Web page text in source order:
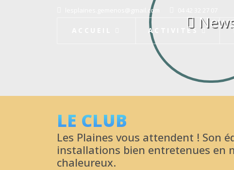
lesplaines.gemenos@gmail.com
ACTIVITÉS
LE CLUB
Les Plaines vous attendent ! Son
installations bien entretenues en
chaleureux.